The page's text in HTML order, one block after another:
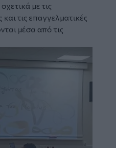
με τις
τις επαγγελματικές
μέσα από τις